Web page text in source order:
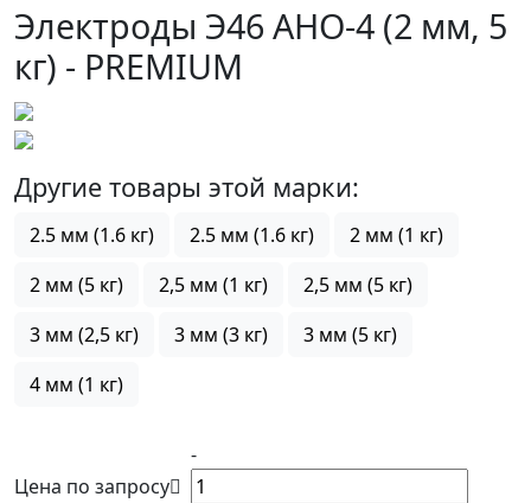
Электроды Э46 АНО-4 (2 мм, 5
кг) - PREMIUM
Другие товары этой марки:
2.5 мм (1.6 кг) 2.5 мм (1.6 кг)
2 мм (1 кг)
2 мм (5 кг)
2,5 мм (1 кг)
2,5 мм (5 кг)
3 мм (2,5 кг)
3 мм (3 кг)
3 мм (5 кг)
4 мм (1 кг)
Цена по запросу
-